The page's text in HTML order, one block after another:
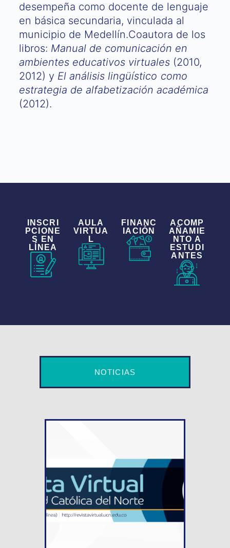
desempeña como docente de lenguaje
en básica secundaria, vinculada al
municipio de Medellín.Coautora de los
libros: Manual de comunicación en
ambientes educativos virtuales (2010,
2012) y El análisis lingüístico como
estrategia de alfabetización académica
(2012).
INSCRI
PCIONE
S EN
LÍNEA
AULA
VIRTUA
L
FINANC
IACIÓN
ACOMP
AÑAMIE
NTO A
ESTUDI
ANTES
NOTICIAS